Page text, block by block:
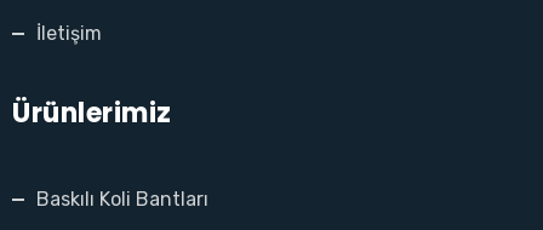
İletişim
Ürünlerimiz
Baskılı Koli Bantları